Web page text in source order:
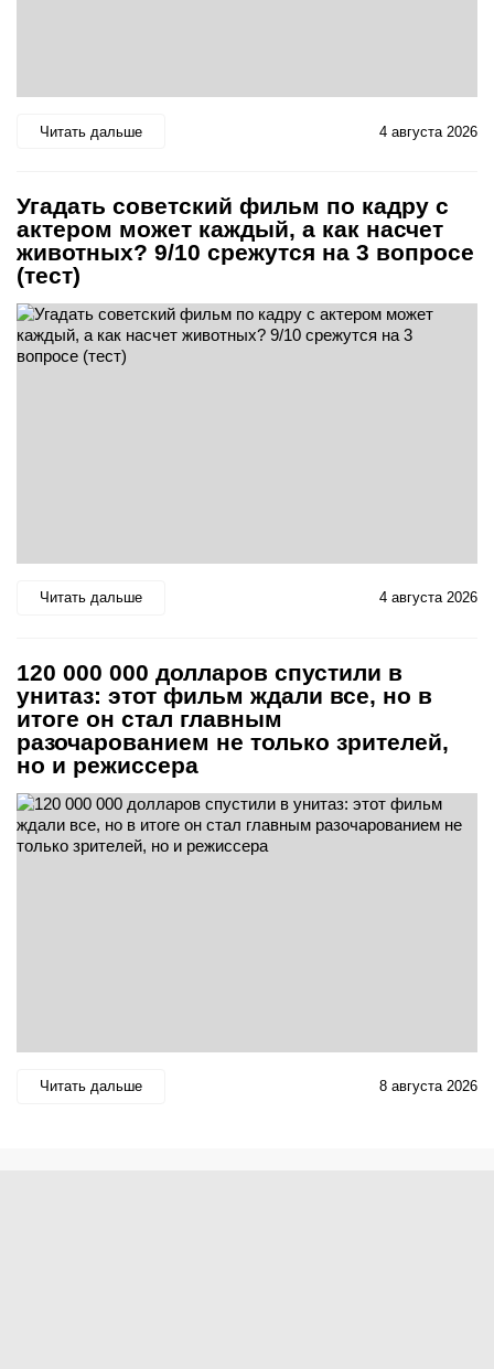
Читать дальше 4 августа 2026
Угадать советский фильм по кадру с
актером может каждый, а как насчет
животных? 9/10 срежутся на 3 вопросе
(тест)
Читать дальше 4 августа 2026
120 000 000 долларов спустили в
унитаз: этот фильм ждали все, но в
итоге он стал главным
разочарованием не только зрителей,
но и режиссера
Читать дальше 8 августа 2026